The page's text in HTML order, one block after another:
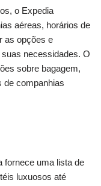
o Expedia
aéreas, horários de
as opções e
necessidades. O
sobre bagagem,
de companhias
fornece uma lista de
luxuosos até